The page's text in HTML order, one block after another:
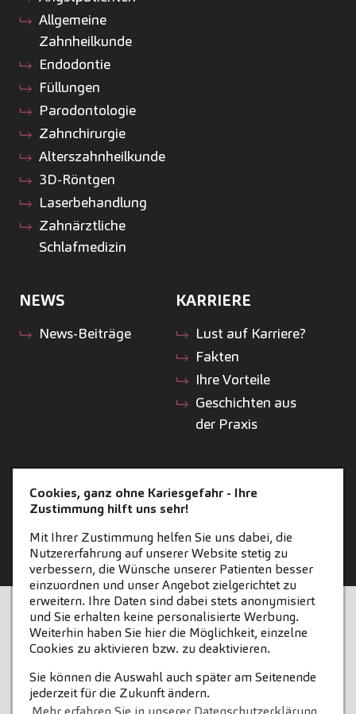
Allgemeine
Zahnheilkunde
Endodontie
Füllungen
Parodontologie
Zahnchirurgie
Alterszahnheilkunde
3D-Röntgen
Laserbehandlung
Zahnärztliche
Schlafmedizin
NEWS
News-Beiträge
KARRIERE
Lust auf Karriere?
Fakten
Ihre Vorteile
Geschichten aus
der Praxis
zahneins.com
STARTSEITE
KONTAKT
COOKIE-EINSTELLUNGEN
IMPRESSUM
DATENSCHUTZ
Cookies, ganz ohne Kariesgefahr - Ihre
Zustimmung hilft uns sehr!
Mit Ihrer Zustimmung helfen Sie uns dabei, die
Nutzererfahrung auf unserer Website stetig zu
verbessern, die Wünsche unserer Patienten besser
einzuordnen und unser Angebot zielgerichtet zu
erweitern. Ihre Daten sind dabei stets anonymisiert
und Sie erhalten keine personalisierte Werbung.
Weiterhin haben Sie hier die Möglichkeit, einzelne
Cookies zu aktivieren bzw. zu deaktivieren.
Sie können die Auswahl auch später am Seitenende
jederzeit für die Zukunft ändern.